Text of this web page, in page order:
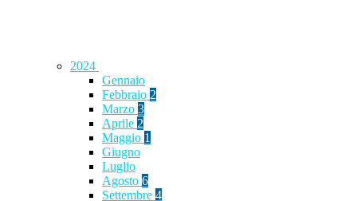
2024
Gennaio
Febbraio 2
Marzo 3
Aprile 2
Maggio 1
Giugno
Luglio
Agosto 6
Settembre 4